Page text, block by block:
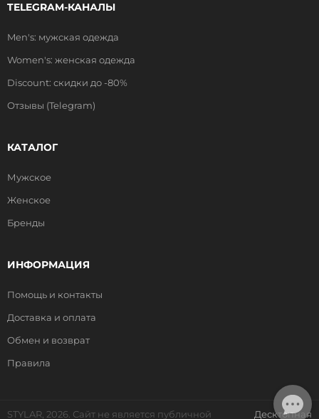
TELEGRAM-КАНАЛЫ
Men's: мужская одежда
Women's: женская одежда
Discount: скидки до -80%
Отзывы (Telegram)
КАТАЛОГ
Мужское
Женское
Бренды
ИНФОРМАЦИЯ
Помощь и контакты
Доставка и оплата
Обмен и возврат
Правила
STYLAR, 2026. Сайт не является публичной
Десктопная